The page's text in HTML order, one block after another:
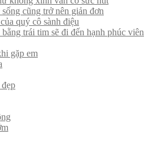
cũng trở nên giản đơn
quý cô sành điệu
trái tim sẽ đi đến hạnh phúc viên
gặp em